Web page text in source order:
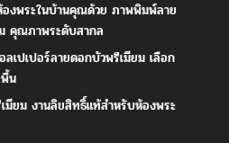
องพระในบ้านคุณด้วย ภาพพิมพ์ลาย
คุณภาพระดับสากล
ลเปเปอร์ลายดอกบัวพรีเมียม เลือก
น
ยม งานลิขสิทธิ์แท้สำหรับห้องพระ